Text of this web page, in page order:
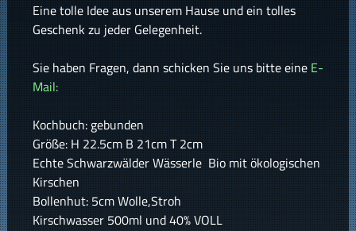
Eine tolle Idee aus unserem Hause und ein tolles
Geschenk zu jeder Gelegenheit.
Sie haben Fragen, dann schicken Sie uns bitte eine E-
Mail:
Kochbuch: gebunden
Größe: H 22.5cm B 21cm T 2cm
Echte Schwarzwälder Wässerle Bio mit ökologischen
Kirschen
Bollenhut: 5cm Wolle,Stroh
Kirschwasser 500ml und 40% VOLL